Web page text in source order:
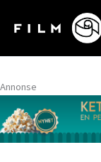
rett
innholdet
Annonse